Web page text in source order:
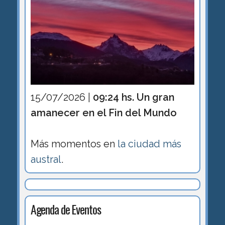
15/07/2026 | 09:24 hs. Un gran
amanecer en el Fin del Mundo
Más momentos en la ciudad más
austral.
Agenda de Eventos